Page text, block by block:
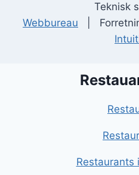
Teknisk
Webbureau |
Restaurants